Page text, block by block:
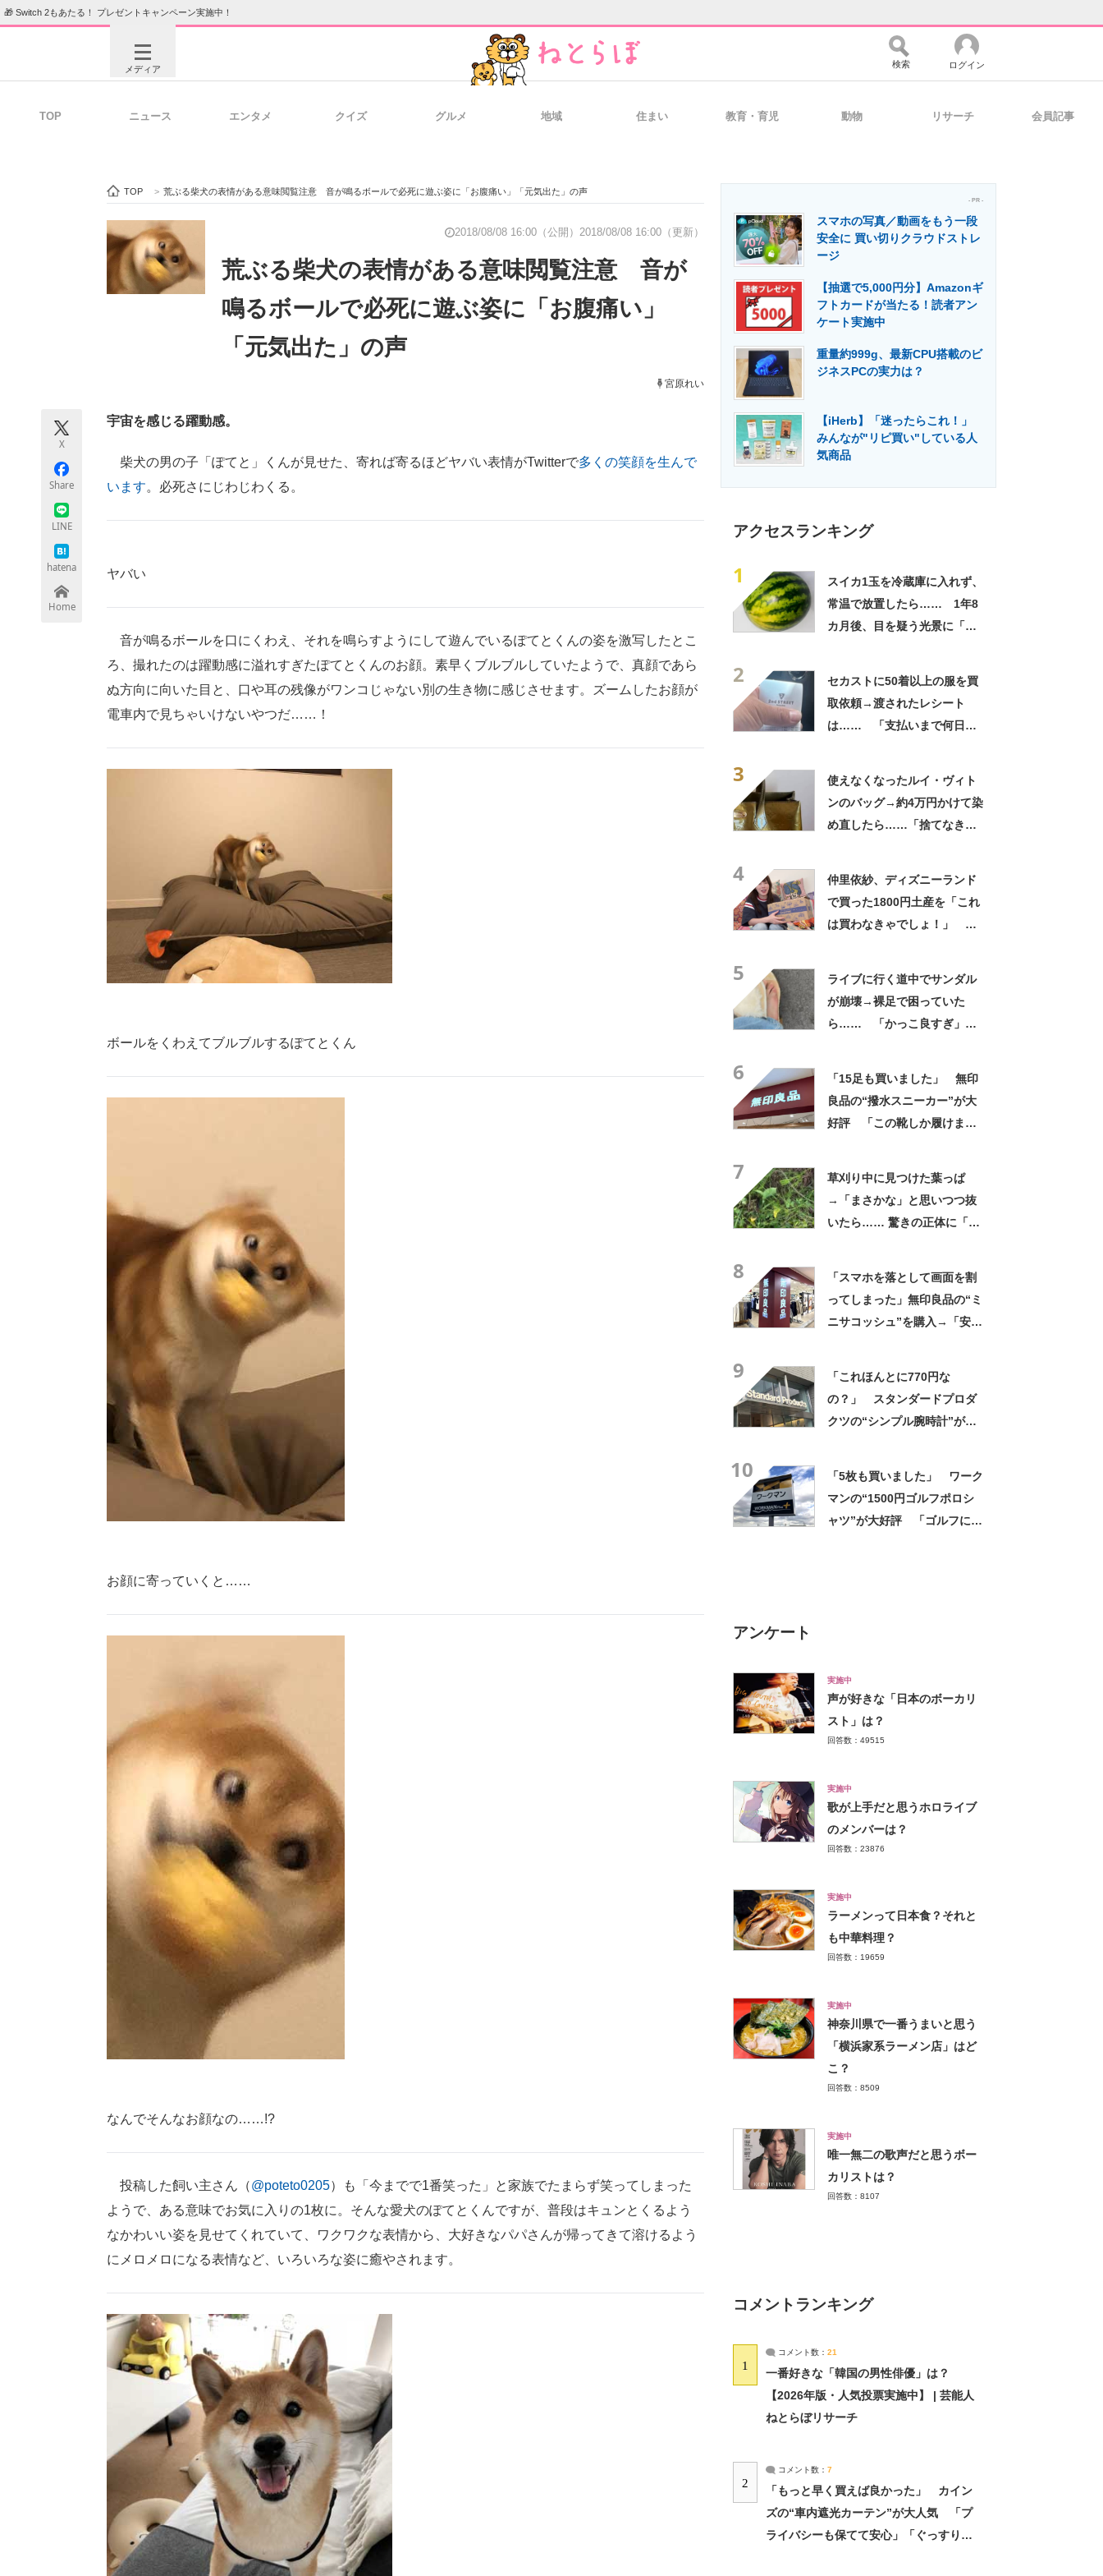
🎁 Switch 2もあたる！ プレゼントキャンペーン実施中！
メディア
ビジネスと働き方のヒント 経営リーダーのコミュニティ マーケ×ITの今がよく分かる
ITエンジニア向け専門サイト 企業向けIT製品の総合サイト IT製品の技術・比較・事例 製造業のIT導入・活用を支援
エネルギーの専門メディア 建設×テクノロジーの最前線
ちょっと気になるネットの話題
検索 ログイン
TOP ニュース エンタメ クイズ グルメ 地域 住まい 教育・育児 動物 リサーチ 会員記事
TOP > 荒ぶる柴犬の表情がある意味閲覧注意 音が鳴るボールで必死に遊ぶ姿に「お腹痛い」「元気出た」の声
2018/08/08 16:00（公開） 2018/08/08 16:00（更新）
荒ぶる柴犬の表情がある意味閲覧注意 音が
鳴るボールで必死に遊ぶ姿に「お腹痛い」
「元気出た」の声
宮原れい
X
Share
LINE
hatena
Home
宇宙を感じる躍動感。
柴犬の男の子「ぽてと」くんが見せた、寄れば寄るほどヤバい表情がTwitterで多くの笑顔を生んで
います。必死さにじわじわくる。
ヤバい
音が鳴るボールを口にくわえ、それを鳴らすようにして遊んでいるぽてとくんの姿を激写したとこ
ろ、撮れたのは躍動感に溢れすぎたぽてとくんのお顔。素早くブルブルしていたようで、真顔であら
ぬ方向に向いた目と、口や耳の残像がワンコじゃない別の生き物に感じさせます。ズームしたお顔が
電車内で見ちゃいけないやつだ……！
ボールをくわえてブルブルするぽてとくん
お顔に寄っていくと……
なんでそんなお顔なの……!?
投稿した飼い主さん（@poteto0205）も「今までで1番笑った」と家族でたまらず笑ってしまった
ようで、ある意味でお気に入りの1枚に。そんな愛犬のぽてとくんですが、普段はキュンとくるよう
なかわいい姿を見せてくれていて、ワクワクな表情から、大好きなパパさんが帰ってきて溶けるよう
にメロメロになる表情など、いろいろな姿に癒やされます。
- PR -
スマホの写真／動画をもう一段
安全に 買い切りクラウドストレ
ージ
【抽選で5,000円分】Amazonギ
フトカードが当たる！読者アン
ケート実施中
重量約999g、最新CPU搭載のビ
ジネスPCの実力は？
【iHerb】「迷ったらこれ！」
みんなが"リピ買い"している人
気商品
アクセスランキング
1
スイカ1玉を冷蔵庫に入れず、
常温で放置したら…… 1年8
カ月後、目を疑う光景に「ヤ
2
セカストに50着以上の服を買
取依頼→渡されたレシート
は…… 「支払いまで何日か
3
使えなくなったルイ・ヴィト
ンのバッグ→約4万円かけて染
め直したら……「捨てなきゃ
4
仲里依紗、ディズニーランド
で買った1800円土産を「これ
は買わなきゃでしょ！」
5
ライブに行く道中でサンダル
が崩壊→裸足で困っていた
ら…… 「かっこ良すぎ」ま
6
「15足も買いました」 無印
良品の“撥水スニーカー”が大
好評 「この靴しか履けませ
7
草刈り中に見つけた葉っぱ
→「まさかな」と思いつつ抜
いたら…… 驚きの正体に「お
8
「スマホを落として画面を割
ってしまった」無印良品の“ミ
ニサコッシュ”を購入→「安心
9
「これほんとに770円な
の？」 スタンダードプロダ
クツの“シンプル腕時計”が大
10
「5枚も買いました」 ワーク
マンの“1500円ゴルフポロシ
ャツ”が大好評 「ゴルフにも
アンケート
実施中
声が好きな「日本のボーカリ
スト」は？
回答数：49515
実施中
歌が上手だと思うホロライブ
のメンバーは？
回答数：23876
実施中
ラーメンって日本食？それと
も中華料理？
回答数：19659
実施中
神奈川県で一番うまいと思う
「横浜家系ラーメン店」はど
こ？
回答数：8509
実施中
唯一無二の歌声だと思うボー
カリストは？
回答数：8107
コメントランキング
1
コメント数： 21
一番好きな「韓国の男性俳優」は？
【2026年版・人気投票実施中】 | 芸能人
ねとらぼリサーチ
2
コメント数： 7
「もっと早く買えば良かった」 カイン
ズの“車内遮光カーテン”が大人気 「プ
ライバシーも保てて安心」「ぐっすり眠